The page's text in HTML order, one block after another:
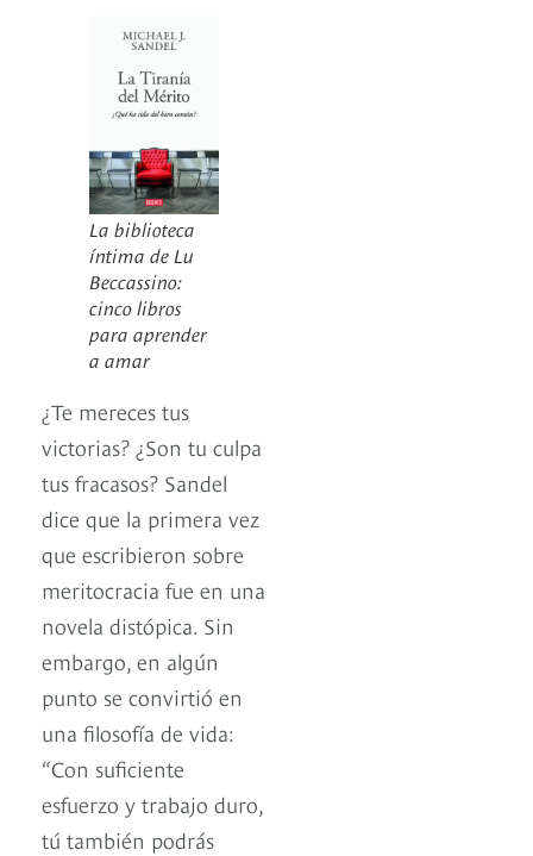
La biblioteca
íntima de Lu
Beccassino:
cinco libros
para aprender
a amar
¿Te mereces tus
victorias? ¿Son tu culpa
tus fracasos? Sandel
dice que la primera vez
que escribieron sobre
meritocracia fue en una
novela distópica. Sin
embargo, en algún
punto se convirtió en
una filosofía de vida:
“Con suficiente
esfuerzo y trabajo duro,
tú también podrás